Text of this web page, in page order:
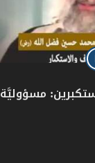
مسؤوليَّة